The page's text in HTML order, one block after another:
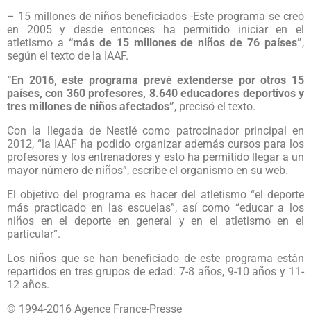
– 15 millones de niños beneficiados -Este programa se creó
en 2005 y desde entonces ha permitido iniciar en el
atletismo a “más de 15 millones de niños de 76 países”,
según el texto de la IAAF.
“En 2016, este programa prevé extenderse por otros 15
países, con 360 profesores, 8.640 educadores deportivos y
tres millones de niños afectados”, precisó el texto.
Con la llegada de Nestlé como patrocinador principal en
2012, “la IAAF ha podido organizar además cursos para los
profesores y los entrenadores y esto ha permitido llegar a un
mayor número de niños”, escribe el organismo en su web.
El objetivo del programa es hacer del atletismo “el deporte
más practicado en las escuelas”, así como “educar a los
niños en el deporte en general y en el atletismo en el
particular”.
Los niños que se han beneficiado de este programa están
repartidos en tres grupos de edad: 7-8 años, 9-10 años y 11-
12 años.
© 1994-2016 Agence France-Presse